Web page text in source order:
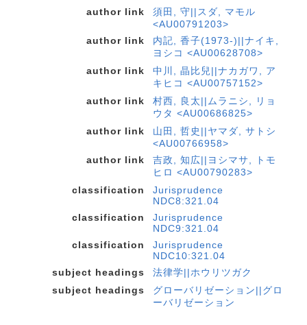
author link
須田, 守||スダ, マモル
<AU00791203>
author link
内記, 香子(1973-)||ナイキ,
ヨシコ <AU00628708>
author link
中川, 晶比兒||ナカガワ, ア
キヒコ <AU00757152>
author link
村西, 良太||ムラニシ, リョ
ウタ <AU00686825>
author link
山田, 哲史||ヤマダ, サトシ
<AU00766958>
author link
吉政, 知広||ヨシマサ, トモ
ヒロ <AU00790283>
classification
Jurisprudence
NDC8:321.04
classification
Jurisprudence
NDC9:321.04
classification
Jurisprudence
NDC10:321.04
subject headings
法律学||ホウリツガク
subject headings
グローバリゼーション||グロ
ーバリゼーション